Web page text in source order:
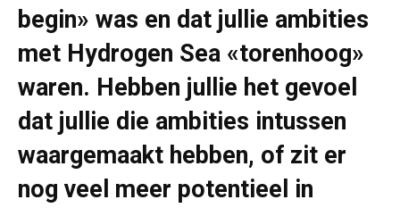
begin» was en dat jullie ambities
met Hydrogen Sea «torenhoog»
waren. Hebben jullie het gevoel
dat jullie die ambities intussen
waargemaakt hebben, of zit er
nog veel meer potentieel in